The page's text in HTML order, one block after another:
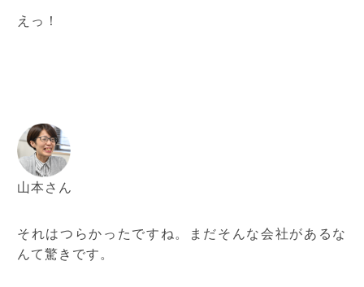
えっ！
山本さん
それはつらかったですね。まだそんな会社があるな
んて驚きです。